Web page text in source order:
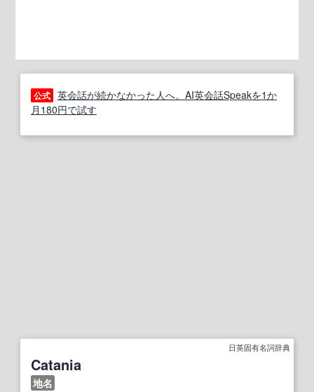
公式 英会話が続かなかった人へ。AI英会話Speakを1か
月180円で試す
日英固有名詞辞典
Catania
地名